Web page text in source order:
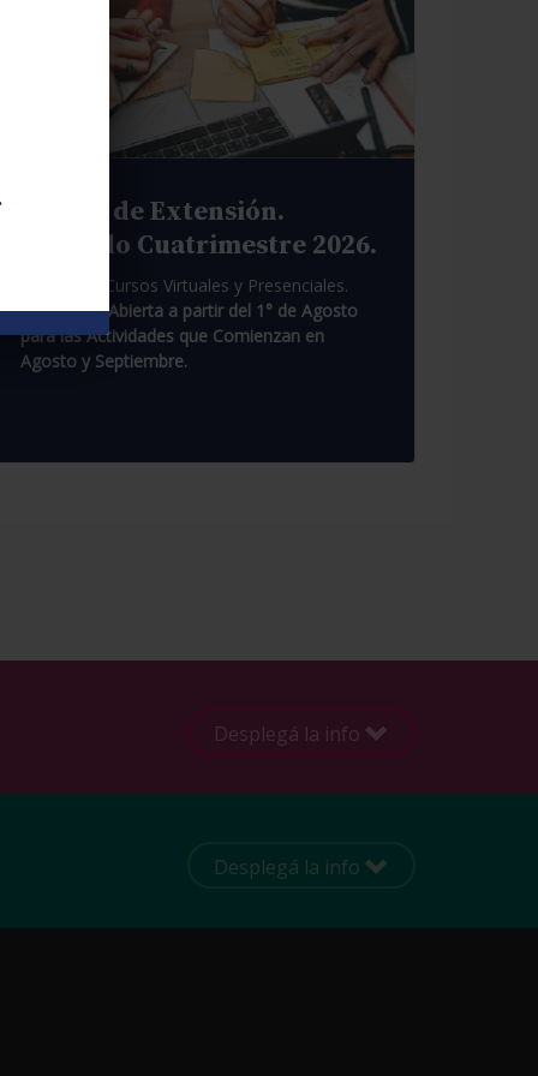
Cursos de Extensión.
Segundo Cuatrimestre 2026.
Pasantías. Cursos Virtuales y Presenciales.
Inscripción Abierta a partir del 1° de Agosto
para las Actividades que Comienzan en
Agosto y Septiembre.
Desplegá la info
Desplegá la info